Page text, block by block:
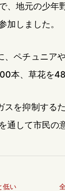
、地元の少
加しました。
、ペチュニア
本、草花を
スを抑制する
通して市民の
低い